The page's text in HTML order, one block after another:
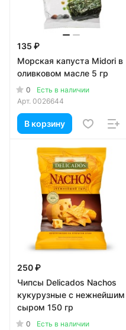
135 ₽
Морская капуста Midori в
оливковом масле 5 гр
0
Есть в наличии
Арт. 0026644
В корзину
250 ₽
Чипсы Delicados Nachos
кукурузные с нежнейшим
сыром 150 гр
0
Есть в наличии